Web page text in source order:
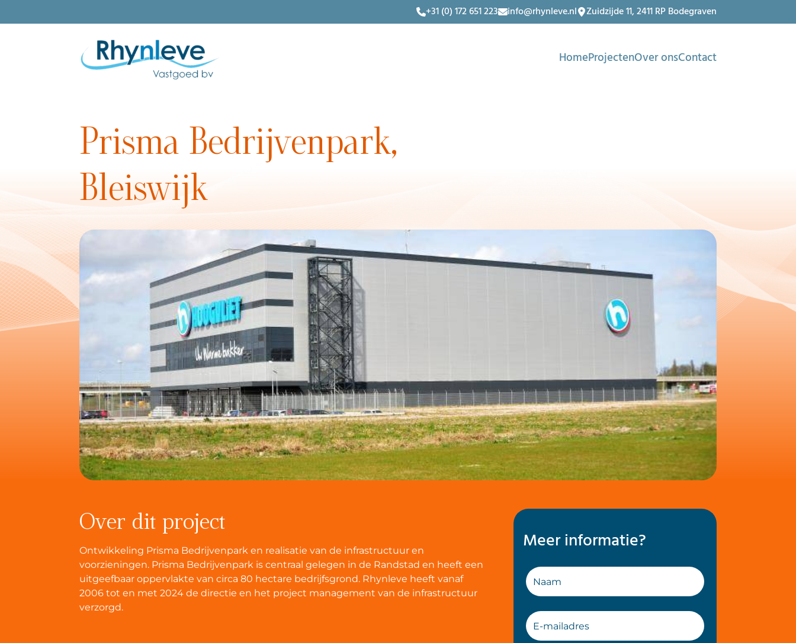
+31 (0) 172 651 223 info@rhynleve.nl Zuidzijde 11, 2411 RP Bodegraven
HomeProjectenOver onsContact
Prisma Bedrijvenpark,
Bleiswijk
Over dit project
Ontwikkeling Prisma Bedrijvenpark en realisatie van de infrastructuur en
voorzieningen. Prisma Bedrijvenpark is centraal gelegen in de Randstad en heeft een
uitgeefbaar oppervlakte van circa 80 hectare bedrijfsgrond. Rhynleve heeft vanaf
2006 tot en met 2024 de directie en het project management van de infrastructuur
verzorgd.
Meer informatie?